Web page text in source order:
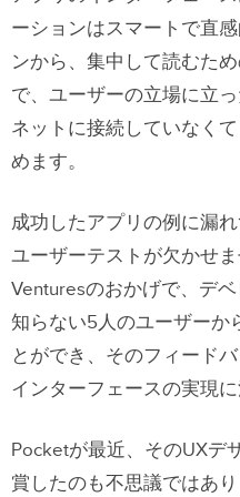
ーションはスマートで直
ンから、集中して読むた
で、ユーザーの立場に立
ネットに接続していなく
めます。
成功したアプリの例に漏
ユーザーテストが欠かせ
Venturesのおかげで、デ
知らない5人のユーザーか
とができ、そのフィード
インターフェースの実現に
Pocketが最近、そのUXデ
賞したのも不思議ではあ